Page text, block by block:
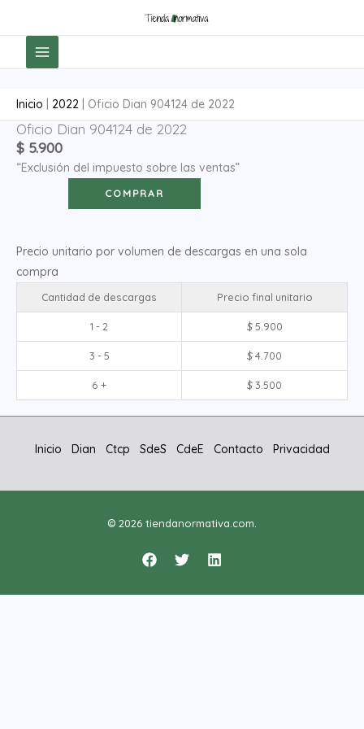
contenido
Inicio 2022 Oficio Dian 904124 de 2022
Oficio Dian 904124 de 2022
$ 5.900
“Exclusión del impuesto sobre las ventas”
Oficio
Dian
904124
COMPRAR
Precio unitario por volumen de descargas en una sola
compra
Cantidad de descargas Precio final unitario
1 - 2 $5.900
3 - 5 $4.700
6 + $3.500
Inicio Dian Ctcp SdeS CdeE Contacto Privacidad
© 2026 tiendanormativa.com.